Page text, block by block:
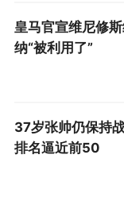
们所预计的那
复。”
仁后卫拉斐尼
卫法格纳之前
安时的爱将，
皇马官宣维尼修
纳“被利用了”
37岁张帅仍保持
排名逼近前50